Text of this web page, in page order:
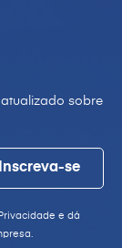
sobre
e dá